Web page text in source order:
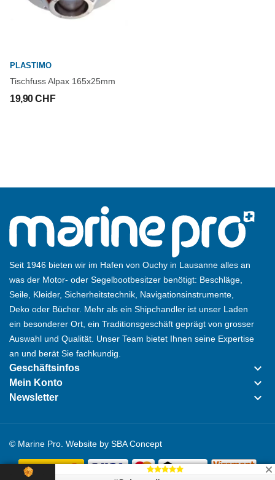
PLASTIMO
Tischfuss Alpax 165x25mm
19,90 CHF
Seit 1946 bieten wir im Hafen von Ouchy in Lausanne alles an
was der Motor- oder Segelbootbesitzer benötigt: Beschläge,
Seile, Kleider, Sicherheitstechnik, Navigationsinstrumente,
Deko oder Bücher. Mehr als ein Shipchandler ist unser Laden
ein besonderer Ort, ein Traditionsgeschäft geprägt von grosser
Auswahl und Qualität. Unser Team bietet Ihnen seine Expertise
an und berät Sie fachkundig.
Geschäftsinfos keyboard_arrow_down
Mein Konto keyboard_arrow_down
Newsletter keyboard_arrow_down
© Marine Pro. Website by SBA Concept